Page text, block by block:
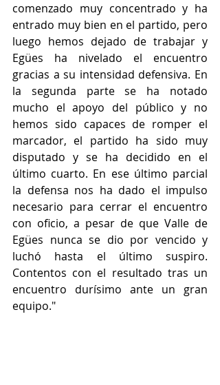
comenzado muy concentrado y ha
entrado muy bien en el partido, pero
luego hemos dejado de trabajar y
Egües ha nivelado el encuentro
gracias a su intensidad defensiva. En
la segunda parte se ha notado
mucho el apoyo del público y no
hemos sido capaces de romper el
marcador, el partido ha sido muy
disputado y se ha decidido en el
último cuarto. En ese último parcial
la defensa nos ha dado el impulso
necesario para cerrar el encuentro
con oficio, a pesar de que Valle de
Egües nunca se dio por vencido y
luchó hasta el último suspiro.
Contentos con el resultado tras un
encuentro durísimo ante un gran
equipo."